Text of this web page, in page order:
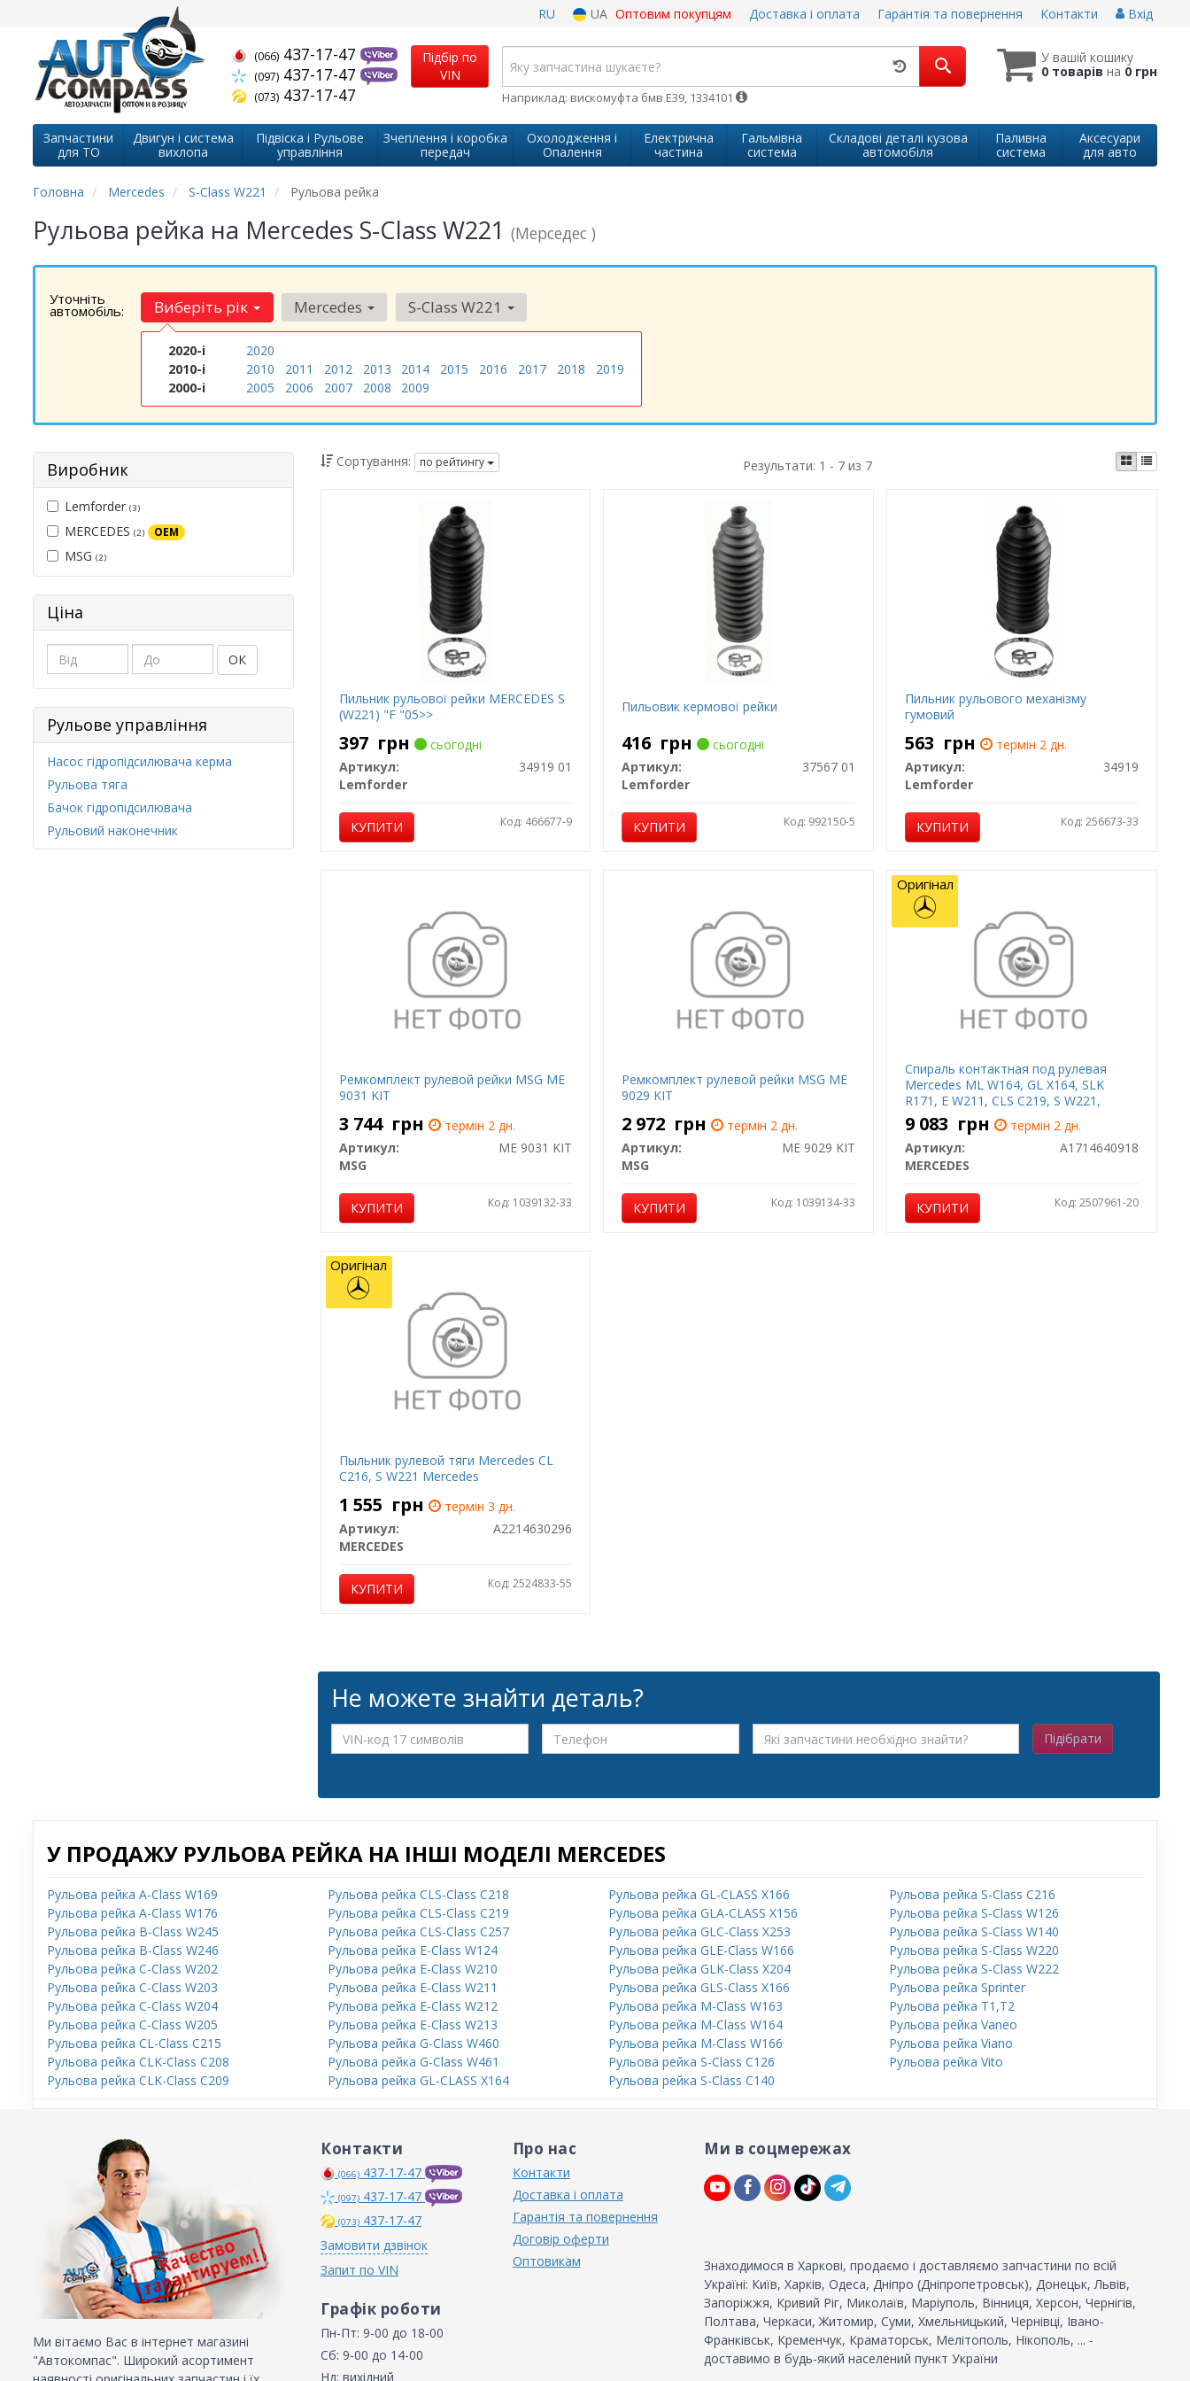
RU UA Оптовим покупцям Доставка і оплата Гарантія та повернення Контакти Вхід
(066) 437-17-47
(097) 437-17-47
(073) 437-17-47
Підбір по
VIN
У вашій кошику
0 товарів на 0 грн
Наприклад: вискомуфта бмв Е39, 1334101
Запчастини
для ТО
Двигун і система
вихлопа
Підвіска і Рульове
управління
Зчеплення і коробка
передач
Охолодження і
Опалення
Електрична
частина
Гальмівна
система
Складові деталі кузова
автомобіля
Паливна
система
Аксесуари
для авто
Головна Mercedes S-Class W221 Рульова рейка
Рульова рейка на Mercedes S-Class W221 (Мерседес )
Уточніть
автомобіль: Виберіть рік
2020-і
2020
2010-і
2010 2011 2012 2013 2014 2015 2016 2017 2018
2019
2000-і
2005 2006 2007 2008 2009
Mercedes S-Class W221
Виробник
Lemforder (3)
MERCEDES (2) OEM
MSG (2)
Ціна
ОК
Рульове управління
Насос гідропідсилювача керма
Рульова тяга
Бачок гідропідсилювача
Рульовий наконечник
Сортування: по рейтингу Результати: 1 - 7 из 7
Пильник рульової рейки MERCEDES S
(W221) "F "05>>
397 грн
сьогодні
Артикул:
34919 01
Lemforder
КУПИТИ Код: 466677-9
Пильовик кермової рейки
416 грн
сьогодні
Артикул:
37567 01
Lemforder
КУПИТИ Код: 992150-5
Пильник рульового механізму
гумовий
563 грн
термін 2 дн.
Артикул:
34919
Lemforder
КУПИТИ Код: 256673-33
Ремкомплект рулевой рейки MSG ME
9031 KIT
3 744 грн
термін 2 дн.
Артикул:
ME 9031 KIT
MSG
КУПИТИ Код: 1039132-33
Ремкомплект рулевой рейки MSG ME
9029 KIT
2 972 грн
термін 2 дн.
Артикул:
ME 9029 KIT
MSG
КУПИТИ Код: 1039134-33
Спираль контактная под рулевая
Mercedes ML W164, GL X164, SLK
R171, E W211, CLS C219, S W221,
Mercedes
9 083 грн
термін 2 дн.
Артикул:
A1714640918
MERCEDES
КУПИТИ Код: 2507961-20
Оригінал
Пыльник рулевой тяги Mercedes CL
C216, S W221 Mercedes
1 555 грн
термін 3 дн.
Артикул:
A2214630296
MERCEDES
КУПИТИ Код: 2524833-55
Оригінал
Не можете знайти деталь?
Підібрати
У ПРОДАЖУ РУЛЬОВА РЕЙКА НА ІНШІ МОДЕЛІ MERCEDES
Рульова рейка A-Class W169
Рульова рейка A-Class W176
Рульова рейка B-Class W245
Рульова рейка B-Class W246
Рульова рейка C-Class W202
Рульова рейка C-Class W203
Рульова рейка C-Class W204
Рульова рейка C-Class W205
Рульова рейка CL-Class C215
Рульова рейка CLK-Class C208
Рульова рейка CLK-Class C209
Рульова рейка CLS-Class C218
Рульова рейка CLS-Class C219
Рульова рейка CLS-Class C257
Рульова рейка E-Class W124
Рульова рейка E-Class W210
Рульова рейка E-Class W211
Рульова рейка E-Class W212
Рульова рейка E-Class W213
Рульова рейка G-Class W460
Рульова рейка G-Class W461
Рульова рейка GL-CLASS X164
Рульова рейка GL-CLASS X166
Рульова рейка GLA-CLASS X156
Рульова рейка GLC-Class X253
Рульова рейка GLE-Class W166
Рульова рейка GLK-Class X204
Рульова рейка GLS-Class X166
Рульова рейка M-Class W163
Рульова рейка M-Class W164
Рульова рейка M-Class W166
Рульова рейка S-Class C126
Рульова рейка S-Class C140
Рульова рейка S-Class C216
Рульова рейка S-Class W126
Рульова рейка S-Class W140
Рульова рейка S-Class W220
Рульова рейка S-Class W222
Рульова рейка Sprinter
Рульова рейка T1,T2
Рульова рейка Vaneo
Рульова рейка Viano
Рульова рейка Vito
Ми вітаємо Вас в інтернет магазині
"Автокомпас". Широкий асортимент
Контакти
(066) 437-17-47
(097) 437-17-47
(073) 437-17-47
Замовити дзвінок
Запит по VIN
Графік роботи
Пн-Пт: 9-00 до 18-00
Сб: 9-00 до 14-00
Нд: вихідний
Про нас
Контакти
Доставка і оплата
Гарантія та повернення
Договір оферти
Оптовикам
Ми в соцмережах
Знаходимося в Харкові, продаємо і доставляємо запчастини по всій
Україні: Київ, Харків, Одеса, Дніпро (Дніпропетровськ), Донецьк, Львів,
Запоріжжя, Кривий Ріг, Миколаїв, Маріуполь, Вінниця, Херсон, Чернігів,
Полтава, Черкаси, Житомир, Суми, Хмельницький, Чернівці, Івано-
Франківськ, Кременчук, Краматорськ, Мелітополь, Нікополь, ... -
доставимо в будь-який населений пункт України